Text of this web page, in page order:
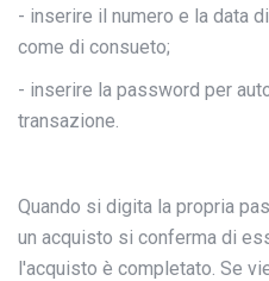
- inserire il numero e la data
come di consueto;
- inserire la password per
transazione.
Quando si digita la propria
un acquisto si conferma di
l'acquisto è completato. Se